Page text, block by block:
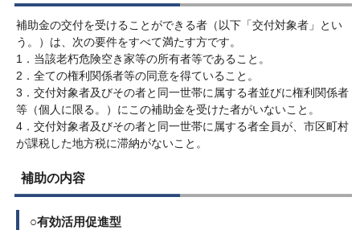
補助金の交付を受けることができる者（以下「交付対象者」とい
う。）は、次の要件をすべて満たす方です。
1．当該老朽危険空き家等の所有者等であること。
2．全ての権利関係者等の同意を得ていること。
3．交付対象者及びその者と同一世帯に属する者並びに権利関係者
等（個人に限る。）にこの補助金を受けた者がいないこと。
4．交付対象者及びその者と同一世帯に属する者全員が、市区町村
が課税した地方税に滞納がないこと。
補助の内容
○有効活用促進型